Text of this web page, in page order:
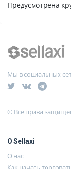
Предусмотрена
Мы в социальных
© Все права
О Sellaxi
О нас
Как начать